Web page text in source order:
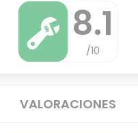
8.1
/10
VALORACIONES